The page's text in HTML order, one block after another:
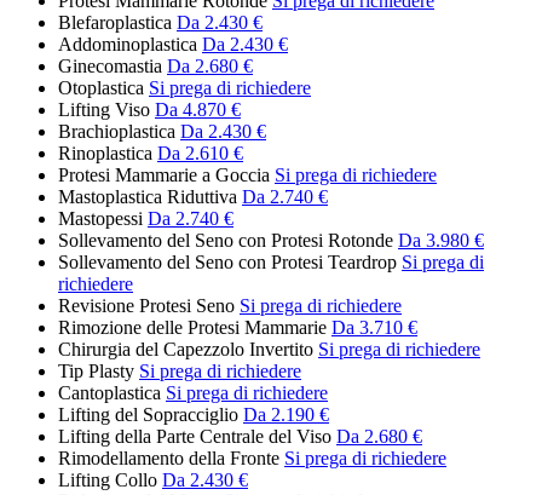
Blefaroplastica Da 2.430 €
Addominoplastica Da 2.430 €
Ginecomastia Da 2.680 €
Otoplastica Si prega di richiedere
Lifting Viso Da 4.870 €
Brachioplastica Da 2.430 €
Rinoplastica Da 2.610 €
Protesi Mammarie a Goccia Si prega di richiedere
Mastoplastica Riduttiva Da 2.740 €
Mastopessi Da 2.740 €
Sollevamento del Seno con Protesi Rotonde Da 3.980 €
Sollevamento del Seno con Protesi Teardrop Si prega di
richiedere
Revisione Protesi Seno Si prega di richiedere
Rimozione delle Protesi Mammarie Da 3.710 €
Chirurgia del Capezzolo Invertito Si prega di richiedere
Tip Plasty Si prega di richiedere
Cantoplastica Si prega di richiedere
Lifting del Sopracciglio Da 2.190 €
Lifting della Parte Centrale del Viso Da 2.680 €
Rimodellamento della Fronte Si prega di richiedere
Lifting Collo Da 2.430 €